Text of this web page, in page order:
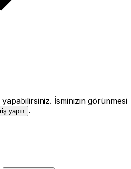
İsminizin görünmesi
yapın .